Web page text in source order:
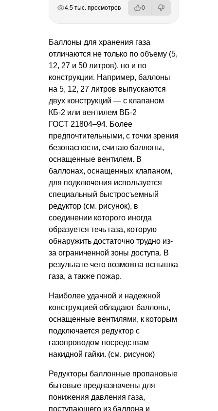
4.5 тыс. просмотров 0
Баллоны для хранения газа
отличаются не только по объему (5,
12, 27 и 50 литров), но и по
конструкции. Например, баллоны
на 5, 12, 27 литров выпускаются
двух конструкций — с клапаном
КБ-2 или вентилем ВБ-2
ГОСТ 21804–94. Более
предпочтительными, с точки зрения
безопасности, считаю баллоны,
оснащенные вентилем. В
баллонах, оснащенных клапаном,
для подключения используется
специальный быстросъемный
редуктор (см. рисунок), в
соединении которого иногда
образуется течь газа, которую
обнаружить достаточно трудно из-
за ограниченной зоны доступа. В
результате чего возможна вспышка
газа, а также пожар.
Наиболее удачной и надежной
конструкцией обладают баллоны,
оснащенные вентилями, к которым
подключается редуктор с
газопроводом посредствам
накидной гайки. (см. рисунок)
Редукторы баллонные пропановые
бытовые предназначены для
понижения давления газа,
поступающего из баллона и